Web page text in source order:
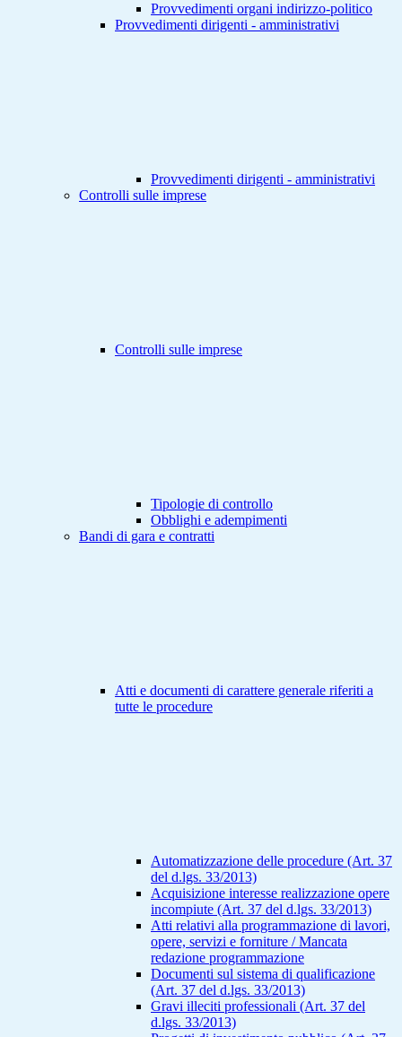
Provvedimenti organi indirizzo-politico
Provvedimenti dirigenti - amministrativi
Provvedimenti dirigenti - amministrativi
Controlli sulle imprese
Controlli sulle imprese
Tipologie di controllo
Obblighi e adempimenti
Bandi di gara e contratti
Atti e documenti di carattere generale riferiti a
tutte le procedure
Automatizzazione delle procedure (Art. 37
del d.lgs. 33/2013)
Acquisizione interesse realizzazione opere
incompiute (Art. 37 del d.lgs. 33/2013)
Atti relativi alla programmazione di lavori,
opere, servizi e forniture / Mancata
redazione programmazione
Documenti sul sistema di qualificazione
(Art. 37 del d.lgs. 33/2013)
Gravi illeciti professionali (Art. 37 del
d.lgs. 33/2013)